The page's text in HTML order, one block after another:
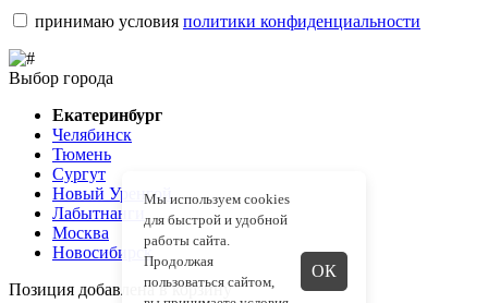
принимаю условия политики конфиденциальности
Выбор города
Екатеринбург
Челябинск
Тюмень
Сургут
Новый Уренгой
Лабытнанги
Москва
Новосибирск
Позиция добавлена в корзину
Мы используем cookies
для быстрой и удобной
работы сайта.
Продолжая
пользоваться сайтом,
ОК